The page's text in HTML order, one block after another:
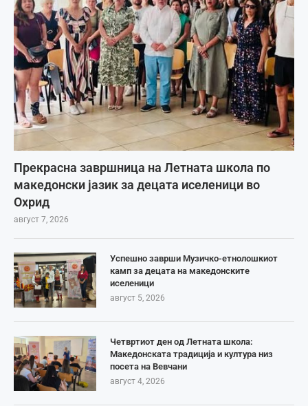
Прекрасна завршница на Летната школа по
македонски јазик за децата иселеници во
Охрид
август 7, 2026
Успешно заврши Музичко-етнолошкиот
камп за децата на македонските
иселеници
август 5, 2026
Четвртиот ден од Летната школа:
Македонската традиција и култура низ
посета на Вевчани
август 4, 2026